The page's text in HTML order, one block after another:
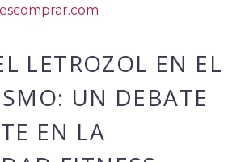
LETROZOL EN EL
UN DEBATE
EN LA